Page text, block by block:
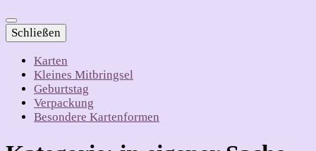
Schließen
Karten
Kleines Mitbringsel
Geburtstag
Verpackung
Besondere Kartenformen